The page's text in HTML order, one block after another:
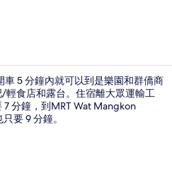
車 5 分鐘內就可以到是樂園和群僑商
輕食店和露台。住宿離大眾運輸工
分鐘，到MRT Wat Mangkon
要 9 分鐘。